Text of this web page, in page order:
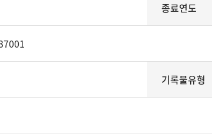
종료연도
기록물유형